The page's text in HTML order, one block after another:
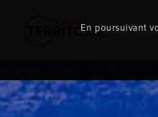
En poursuivant